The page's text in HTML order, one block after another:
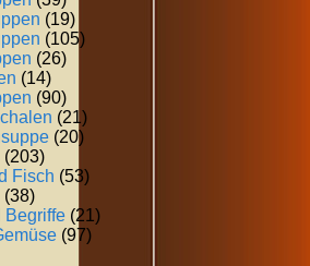
(19)
(105)
(26)
(14)
(90)
(21)
(20)
(203)
Fisch (53)
(38)
Begriffe (21)
(97)